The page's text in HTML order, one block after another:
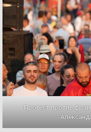
Протест против